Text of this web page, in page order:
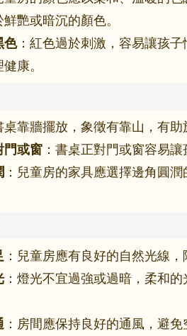
艷或暗沉的顏色。
色：紅色過於刺激，容易讓孩
康。
桌靠牆擺放，象徵有靠山，有助
門或窗 ：書桌正對門或窗容易
：兒童房的家具應選擇邊角圓
：兒童房應有良好的自然光線
：燈光不宜過強或過暗，柔和
：房間應保持良好的通風，避